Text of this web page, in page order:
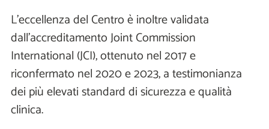
L’eccellenza del Centro è inoltre validata
dall’accreditamento Joint Commission
International (JCI), ottenuto nel 2017 e
riconfermato nel 2020 e 2023, a testimonianza
dei più elevati standard di sicurezza e qualità
clinica.